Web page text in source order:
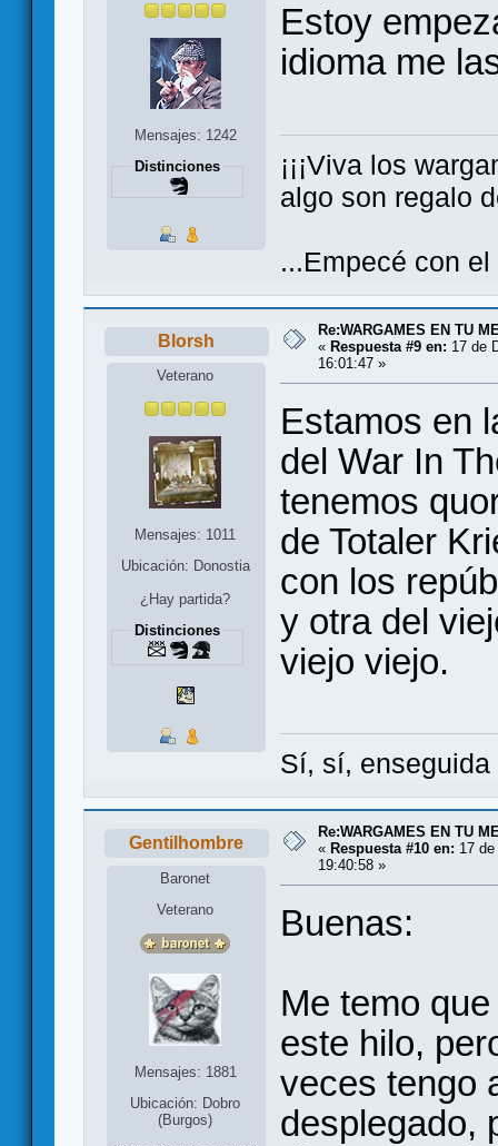
Mensajes: 1242
Distinciones
Estoy
idioma me
¡¡¡Viva los
algo son regalo
...Empecé con
Blorsh
Veterano
Mensajes: 1011
Ubicación: Donostia
¿Hay partida?
Distinciones
Re:WARGAMES EN TU
« Respuesta #9 en: 17 de
16:01:47 »
Estamos en
del War In
tenemos
de Totaler
con los
y otra del
viejo viejo.
Sí, sí,
Gentilhombre
Baronet
Veterano
Mensajes: 1881
Ubicación: Dobro
(Burgos)
Re:WARGAMES EN TU
« Respuesta #10 en: 17
19:40:58 »
Buenas:
Me temo
este hilo,
veces tengo
desplegado,